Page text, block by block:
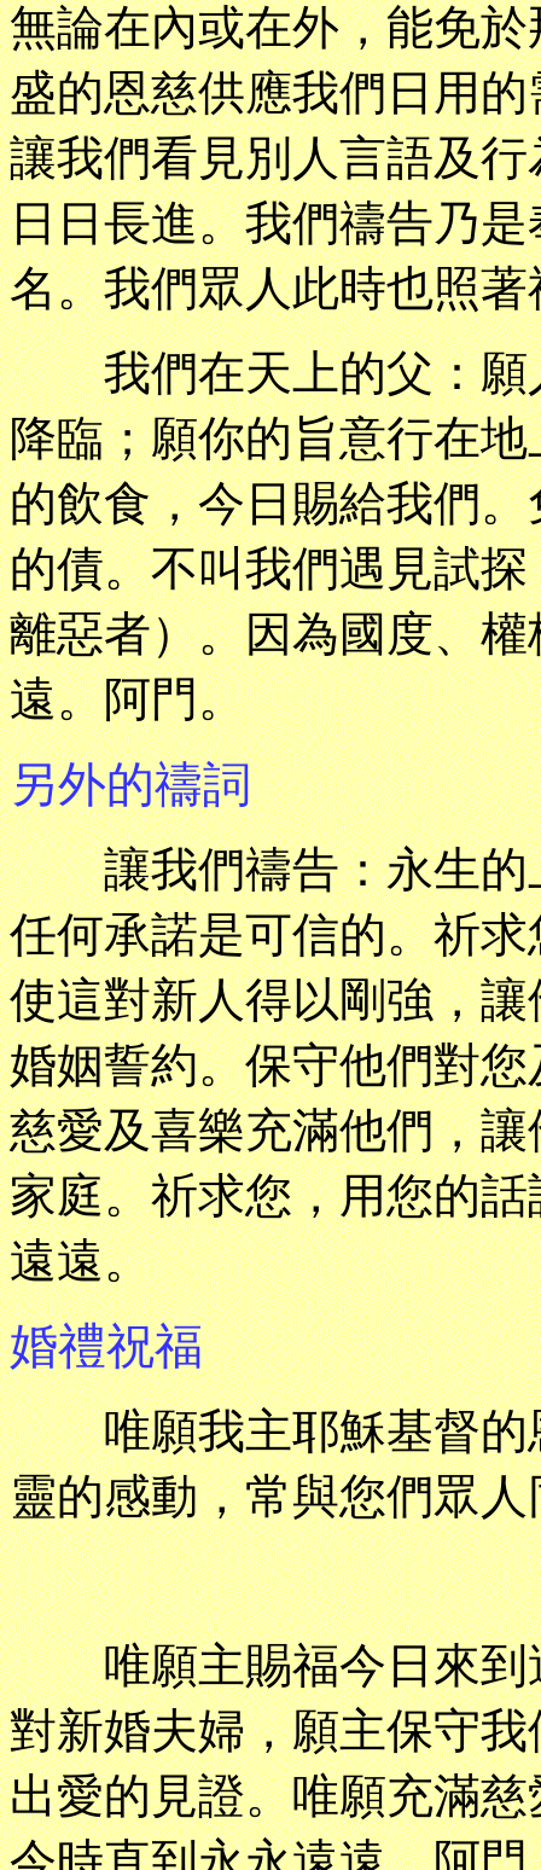
無論在內或在外，能免
盛的恩慈供應我們日用
讓我們看見別人言語及
日日長進。我們禱告乃
名。我們眾人此時也照
我們在天上的父：願
降臨；願你的旨意行在
的飲食，今日賜給我們
的債。不叫我們遇見試
離惡者）。因為國度、
遠。阿門。
另外的禱詞
讓我們禱告：永生的
任何承諾是可信的。祈
使這對新人得以剛強，
婚姻誓約。保守他們對
慈愛及喜樂充滿他們，
家庭。祈求您，用您的
遠遠。
婚禮祝福
唯願我主耶穌基督的
靈的感動，常與您們眾
唯願主賜福今日來到
對新婚夫婦，願主保守
出愛的見證。唯願充滿